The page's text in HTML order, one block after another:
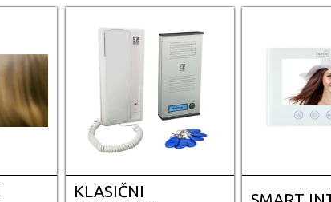
KLASIČNI